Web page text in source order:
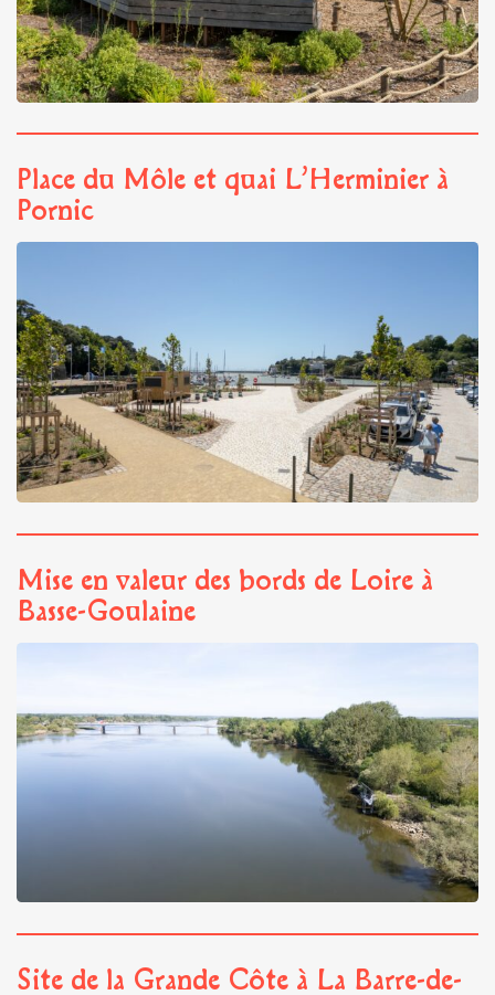
Place du Môle et quai L’Herminier à
Pornic
Mise en valeur des bords de Loire à
Basse-Goulaine
Site de la Grande Côte à La Barre-de-